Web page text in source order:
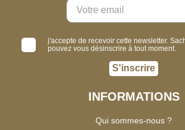
j'accepte de recevoir cette newsletter.
pouvez vous désinscrire à tout moment.
S'inscrire
INFORMATIONS
Qui sommes-nous ?